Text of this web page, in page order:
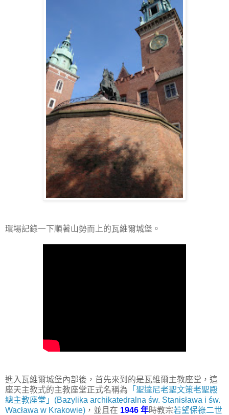
環場記錄一下順著山勢而上的瓦維爾城堡。
進入瓦維爾城堡內部後，首先來到的是瓦維爾主教座堂，這
座天主教式的主教座堂正式名稱為 「聖達尼老聖文策老聖殿
總主教座堂」(Bazylika archikatedralna św. Stanisława i św.
Wacława w Krakowie) ，並且在 1946 年時教宗若望保祿二世